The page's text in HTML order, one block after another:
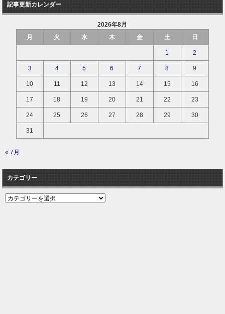
記事更新カレンダー
2026年8月
月
火 水 木 金 土 日
1 2
3 4 5 6 7 8 9
10 11 12 13 14 15 16
17 18 19 20 21 22 23
24 25 26 27 28 29 30
31
« 7月
カテゴリー
カ